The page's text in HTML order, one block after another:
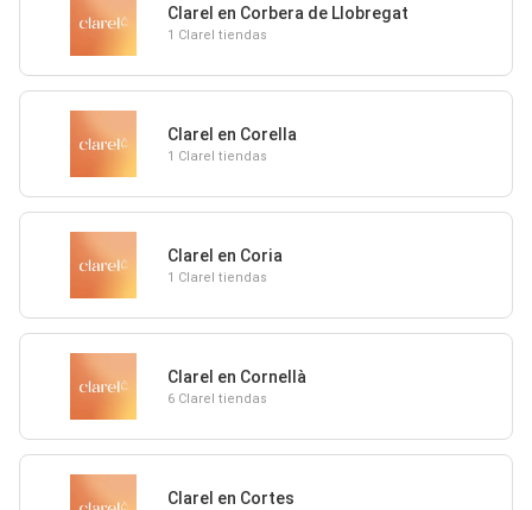
Clarel en Corbera de Llobregat
1 Clarel tiendas
Clarel en Corella
1 Clarel tiendas
Clarel en Coria
1 Clarel tiendas
Clarel en Cornellà
6 Clarel tiendas
Clarel en Cortes